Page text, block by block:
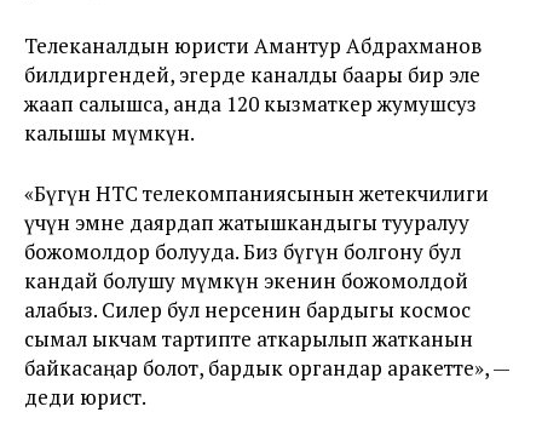
Телеканалдын юристи Амантур Абдрахманов
билдиргендей, эгерде каналды баары бир эле
жаап салышса, анда 120 кызматкер жумушсуз
калышы мүмкүн.
«Бүгүн НТС телекомпаниясынын жетекчилиги
үчүн эмне даярдап жатышкандыгы тууралуу
божомолдор болууда. Биз бүгүн болгону бул
кандай болушу мүмкүн экенин божомолдой
алабыз. Силер бул нерсенин бардыгы космос
сымал ыкчам тартипте аткарылып жатканын
байкасаңар болот, бардык органдар аракетте», —
деди юрист.